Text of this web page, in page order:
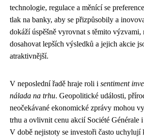
technologie, regulace a měnící se
tlak na banky, aby se přizpůsobily a
dokáží úspěšně vyrovnat s těmito výzvami,
dosahovat lepších výsledků a jejich akcie
atraktivnější.
V neposlední řadě hraje roli i sentiment
nálada na trhu. Geopolitické události,
neočekávané ekonomické zprávy mohou
trhu a ovlivnit cenu akcií Société Générale
V době nejistoty se investoři často uchylují